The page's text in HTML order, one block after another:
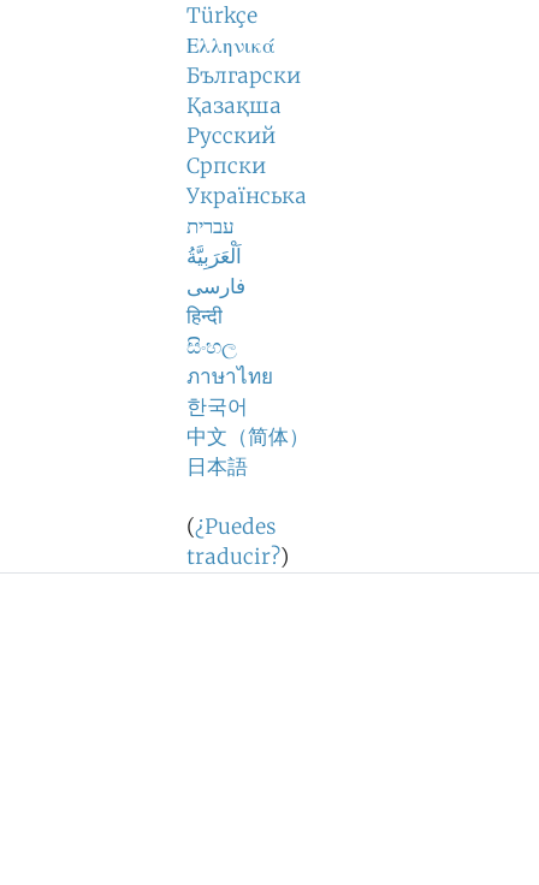
Türkçe
Ελληνικά
Български
Қазақша
Русский
Српски
Українська
עברית
اَلْعَرَبِيَّةُ
فارسی
हिन्दी
සිංහල
ภาษาไทย
한국어
中文（简体）
日本語
(¿Puedes
traducir?)